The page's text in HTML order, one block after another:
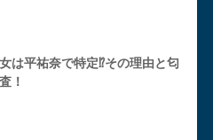
は平祐奈で特定⁉︎その理由と匂
！